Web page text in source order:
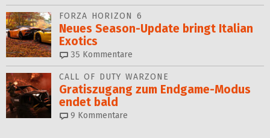
FORZA HORIZON 6
Neues Season-Update bringt Italian
Exotics
35 Kommentare
CALL OF DUTY WARZONE
Gratiszugang zum Endgame-Modus
endet bald
9 Kommentare